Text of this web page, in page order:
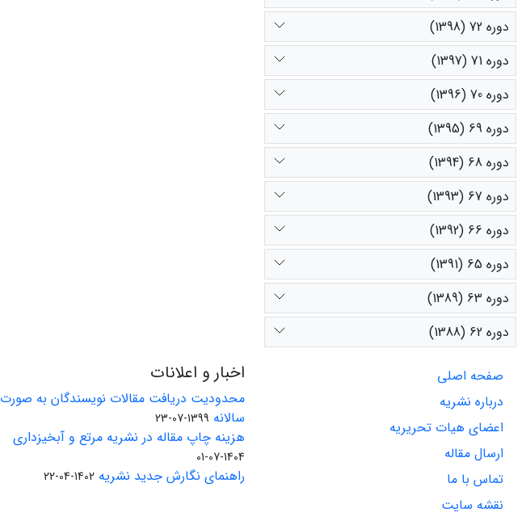
دوره 72 (1398)
دوره 71 (1397)
دوره 70 (1396)
دوره 69 (1395)
دوره 68 (1394)
دوره 67 (1393)
دوره 66 (1392)
دوره 65 (1391)
دوره 63 (1389)
دوره 62 (1388)
صفحه اصلی
درباره نشریه
اعضای هیات تحریریه
ارسال مقاله
تماس با ما
نقشه سایت
اخبار و اعلانات
محدودیت دریافت مقالات نویسندگان به صورت
سالانه 1399-07-23
هزینه چاپ مقاله در نشریه مرتع و آبخیزداری
1404-07-01
راهنمای نگارش جدید نشریه 1402-04-22